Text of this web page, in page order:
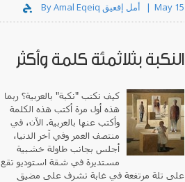
May 15
النكبة بثلاثمئة كلمة وأكثر
كيف نكتب "نكبة" بالعربية؟ ربما
هذه أول مرة أكتب هذه الكلمة
وأكتب عنها بالعربية. الآن، في
منتصف العمر وفي آخر الدنيا،
أجلس بجانب طاولة خشبية
مستديرة في شقة استوديو تقع
على تلة مرتفعة في غابة تشرف على مضيق